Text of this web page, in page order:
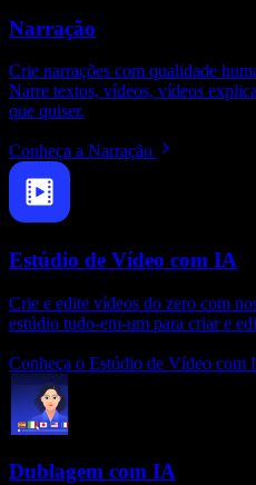
Narração
Crie narrações com qualidade
Narre textos, vídeos, vídeos
que quiser.
Conheça a Narração
Estúdio de Vídeo com IA
Crie e edite vídeos do zero com
estúdio tudo-em-um para criar e
Conheça o Estúdio de Vídeo com
Dublagem com IA